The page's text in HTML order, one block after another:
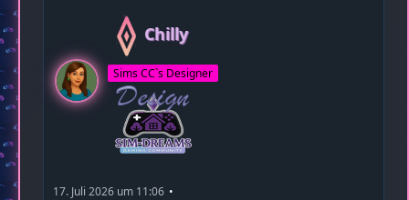
Chilly
Sims CC`s Designer
17. Juli 2026 um 11:06